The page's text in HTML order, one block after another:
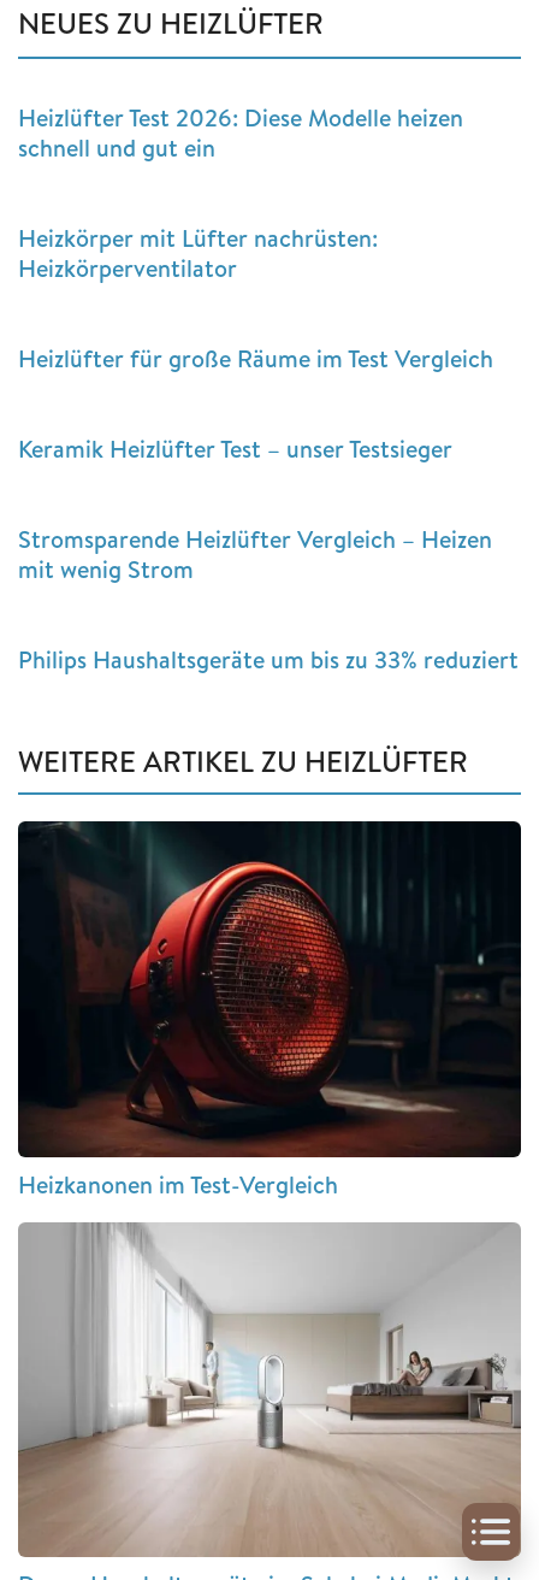
NEUES ZU HEIZLÜFTER
Heizlüfter Test 2026: Diese Modelle heizen
schnell und gut ein
Heizkörper mit Lüfter nachrüsten:
Heizkörperventilator
Heizlüfter für große Räume im Test Vergleich
Keramik Heizlüfter Test – unser Testsieger
Stromsparende Heizlüfter Vergleich – Heizen
mit wenig Strom
Philips Haushaltsgeräte um bis zu 33% reduziert
WEITERE ARTIKEL ZU HEIZLÜFTER
Heizkanonen im Test-Vergleich